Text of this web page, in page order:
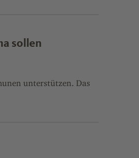
sollen
unterstützen. Das